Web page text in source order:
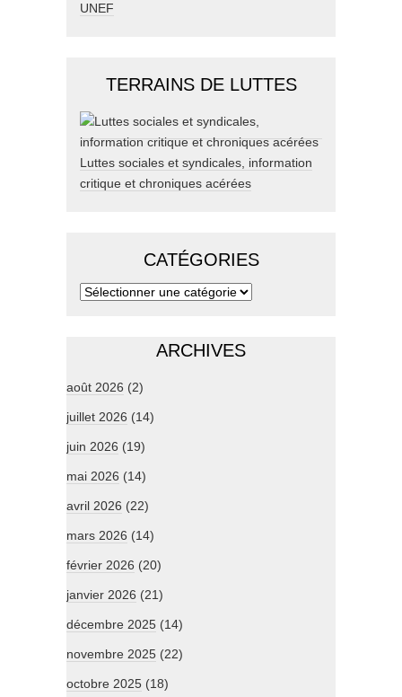
UNEF
TERRAINS DE LUTTES
Luttes sociales et syndicales, information
critique et chroniques acérées
CATÉGORIES
ARCHIVES
août 2026 (2)
juillet 2026 (14)
juin 2026 (19)
mai 2026 (14)
avril 2026 (22)
mars 2026 (14)
février 2026 (20)
janvier 2026 (21)
décembre 2025 (14)
novembre 2025 (22)
octobre 2025 (18)